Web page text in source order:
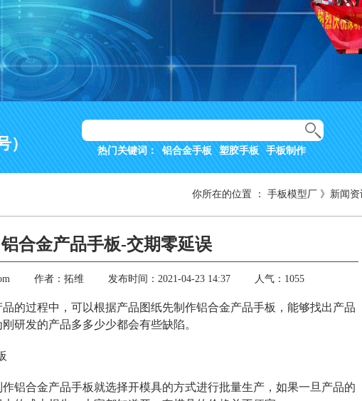
） 热门关键词： 铝合金手板 塑胶手板 手板制作
你所在的位置 ： 手板模型厂 》 新闻资
铝合金产品手板-交期零延误
作者：拓维 发布时间：2021-04-23 14:37 人气：1055
的过程中，可以根据产品图纸先制作铝合金产品手板，能够找出产品
研发的产品多多少少都会有些缺陷。
铝合金产品手板就选择开模具的方式进行批量生产，如果一旦产品的